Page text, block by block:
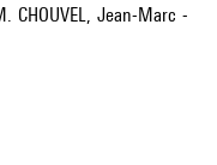
CHOUVEL, Jean-Marc -